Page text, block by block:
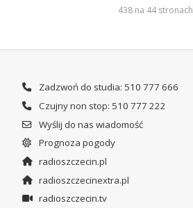
438 na 44 stronach
Zadzwoń do studia: 510 777 666
Czujny non stop: 510 777 222
Wyślij do nas wiadomość
Prognoza pogody
radioszczecin.pl
radioszczecinextra.pl
radioszczecin.tv